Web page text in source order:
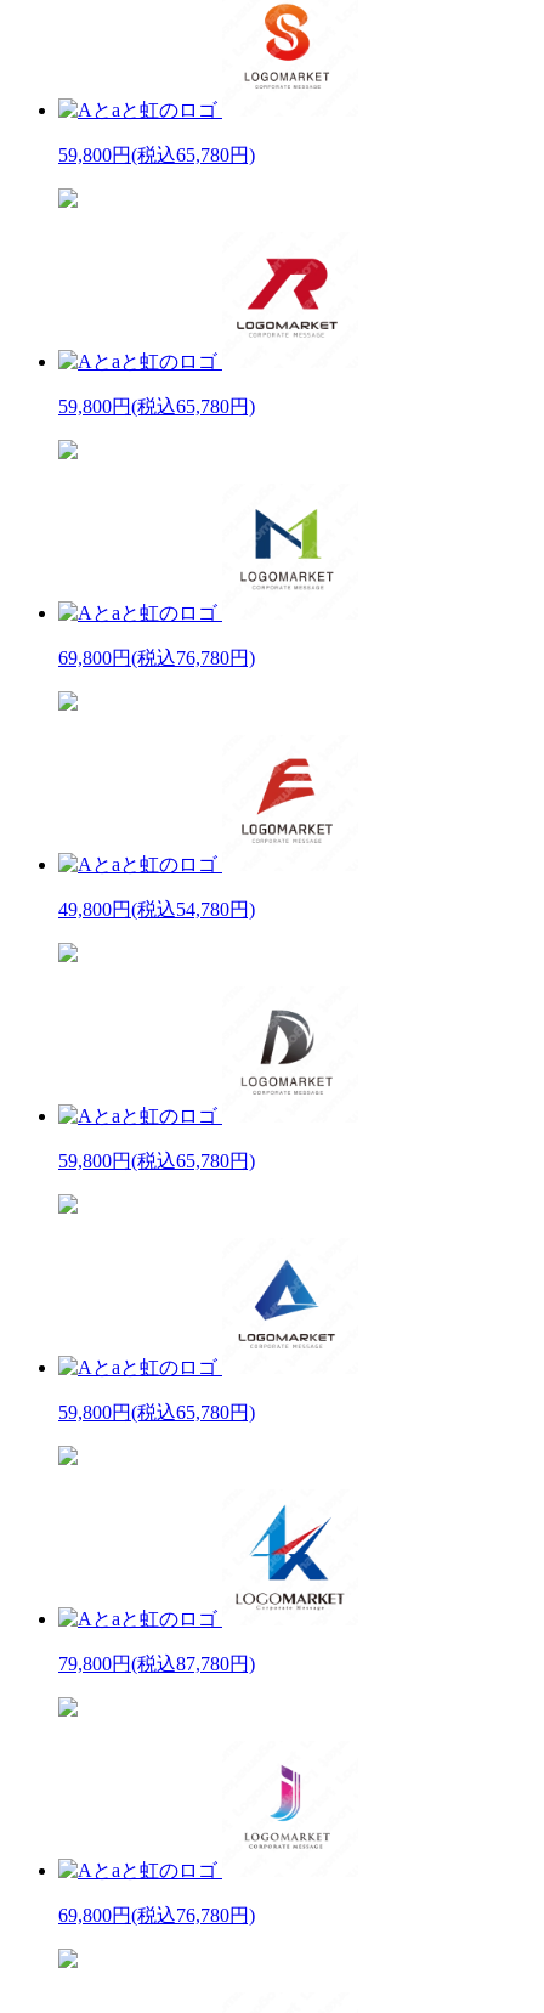
59,800円(税込65,780円)
59,800円(税込65,780円)
69,800円(税込76,780円)
49,800円(税込54,780円)
59,800円(税込65,780円)
59,800円(税込65,780円)
79,800円(税込87,780円)
69,800円(税込76,780円)